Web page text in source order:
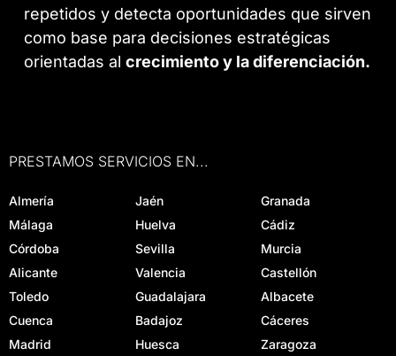
repetidos y detecta oportunidades que sirven
como base para decisiones estratégicas
orientadas alcrecimiento y la diferenciación.
PRESTAMOS SERVICIOS EN...
Almería Jaén
Granada
Málaga
Huelva
Cádiz
Córdoba
Sevilla
Murcia
Alicante
Valencia
Castellón
Toledo
Guadalajara
Albacete
Cuenca
Badajoz
Cáceres
Madrid
Huesca
Zaragoza